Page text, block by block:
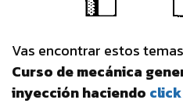
Vas encontrar estos
Curso de mecánica
inyección haciendo